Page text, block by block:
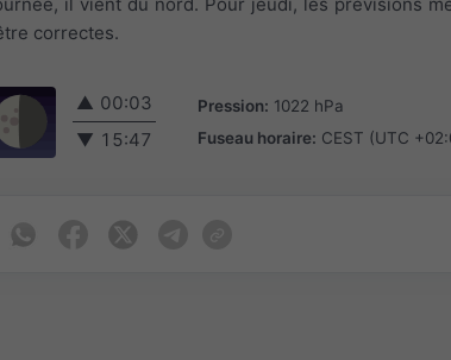
correctes.
▲ 00:03
▼ 15:47
Pression: 1022 hPa
Fuseau horaire: CEST (UTC